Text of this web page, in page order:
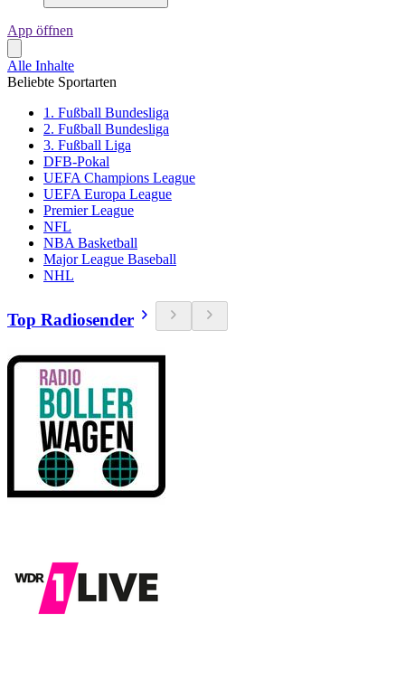
App öffnen
Alle Inhalte
Beliebte Sportarten
1. Fußball Bundesliga
2. Fußball Bundesliga
3. Fußball Liga
DFB-Pokal
UEFA Champions League
UEFA Europa League
Premier League
NFL
NBA Basketball
Major League Baseball
NHL
Top Radiosender